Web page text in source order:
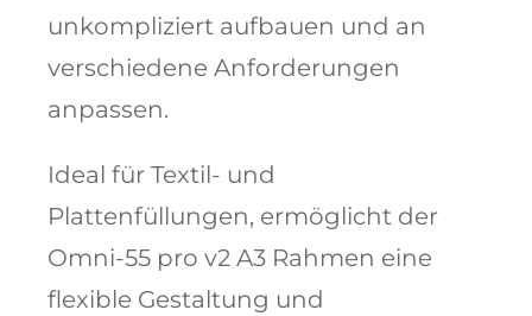
unkompliziert aufbauen und an
verschiedene Anforderungen
anpassen.
Ideal für Textil- und
Plattenfüllungen, ermöglicht der
Omni-55 pro v2 A3 Rahmen eine
flexible Gestaltung und